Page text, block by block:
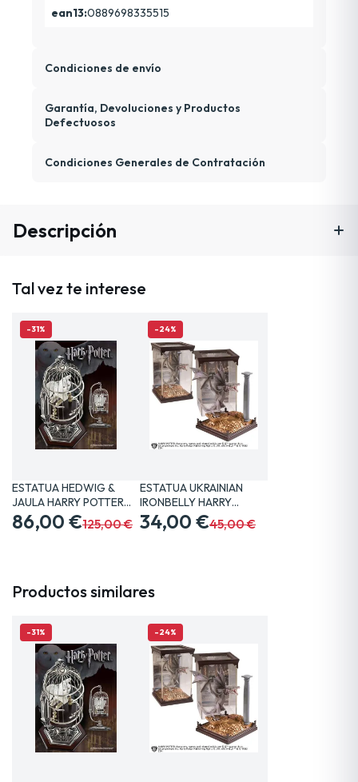
ean13:0889698335515
Condiciones de envío
Garantía, Devoluciones y Productos
Defectuosos
Condiciones Generales de Contratación
Descripción
Tal vez te interese
-31%
ESTATUA HEDWIG &
JAULA HARRY POTTER
20 CM…
86,00 €125,00 €
-24%
ESTATUA UKRAINIAN
IRONBELLY HARRY
POTTER 19…
34,00 €45,00 €
Productos similares
-31% -24%